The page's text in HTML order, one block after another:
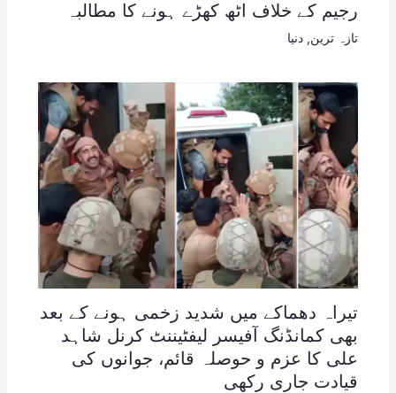
رجیم کے خلاف اٹھ کھڑے ہونے کا مطالبہ
تازہ ترین دنیا
تیراہ دھماکے میں شدید زخمی ہونے کے بعد
بھی کمانڈنگ آفیسر لیفٹیننٹ کرنل شاہد
علی کا عزم و حوصلہ قائم، جوانوں کی
قیادت جاری رکھی